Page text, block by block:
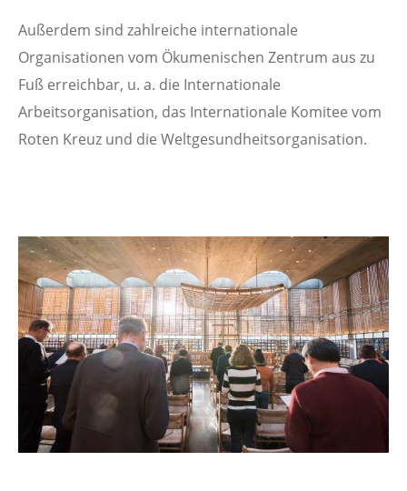
Außerdem sind zahlreiche internationale
Organisationen vom Ökumenischen Zentrum aus zu
Fuß erreichbar, u. a. die Internationale
Arbeitsorganisation, das Internationale Komitee vom
Roten Kreuz und die Weltgesundheitsorganisation.
Image